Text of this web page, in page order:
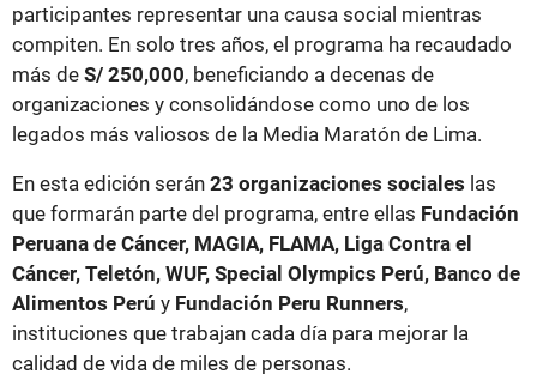
participantes representar una causa social mientras
compiten. En solo tres años, el programa ha recaudado
más de S/ 250,000, beneficiando a decenas de
organizaciones y consolidándose como uno de los
legados más valiosos de la Media Maratón de Lima.
En esta edición serán 23 organizaciones sociales las
que formarán parte del programa, entre ellas Fundación
Peruana de Cáncer, MAGIA, FLAMA, Liga Contra el
Cáncer, Teletón, WUF, Special Olympics Perú, Banco de
Alimentos Perú y Fundación Peru Runners,
instituciones que trabajan cada día para mejorar la
calidad de vida de miles de personas.